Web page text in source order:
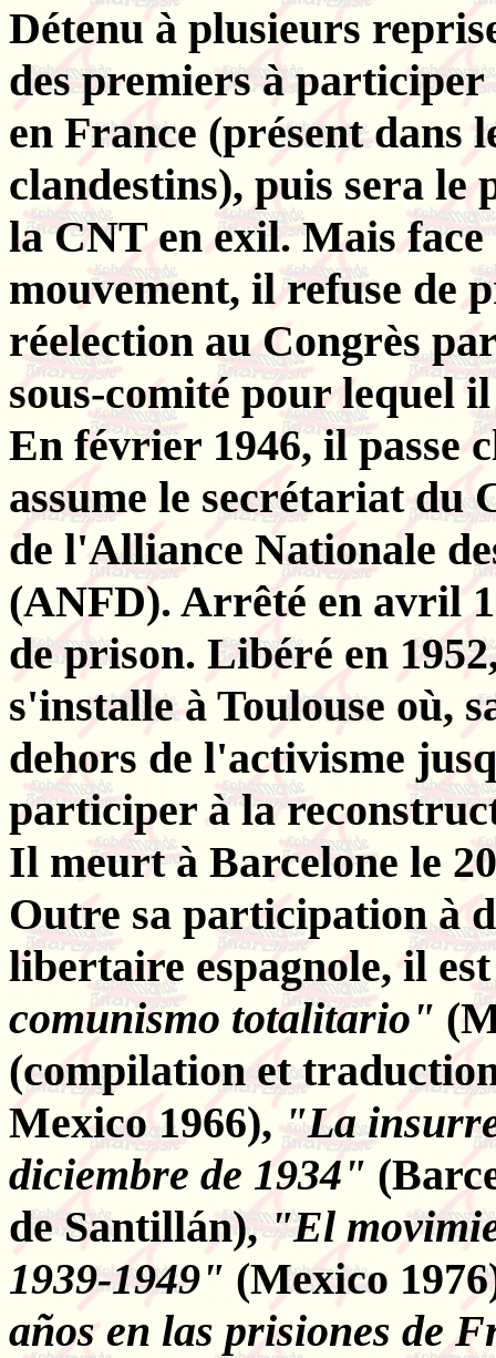
Détenu à plusieurs
des premiers à
en France (présent dans
clandestins), puis sera le
la CNT en exil. Mais face
mouvement, il refuse de
réelection au Congrès
sous-comité pour lequel
En février 1946, il passe
assume le secrétariat du
de l'Alliance Nationale
(ANFD). Arrêté en avril
de prison. Libéré en
s'installe à Toulouse où,
dehors de l'activisme
participer à la
Il meurt à Barcelone le
Outre sa participation à
libertaire espagnole, il
comunismo totalitario"
(compilation et
Mexico 1966),"La
diciembre de 1934"
de Santillán),"El
1939-1949" (Mexico
años en las prisiones de